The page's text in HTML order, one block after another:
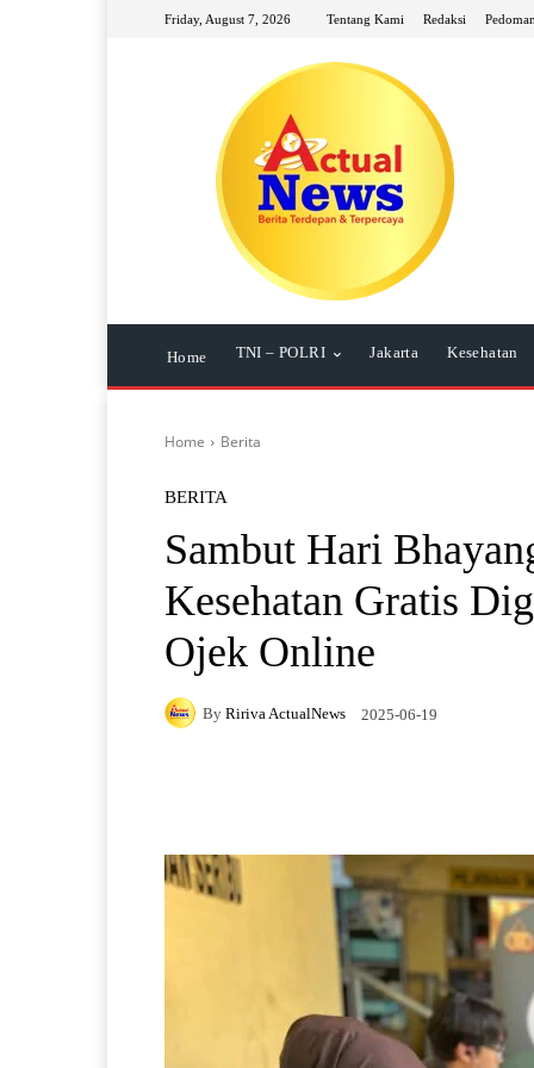
Friday, August 7, 2026 Tentang Kami Redaksi
Home TNI – POLRI Jakarta Kesehatan
Home Berita
BERITA
Sambut Hari
Kesehatan Gratis
Ojek Online
By Ririva ActualNews 2025-06-19